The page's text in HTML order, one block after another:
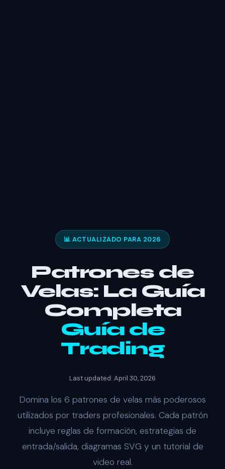
📊 ACTUALIZADO PARA 2026
Patrones de
Velas: La Guía
Completa
Guía de
Trading
Last updated: April 30, 2026
Domina los 6 patrones de velas más poderosos
utilizados por traders profesionales. Cada patrón
incluye reglas de formación, estrategias de
entrada/salida, diagramas SVG y un tutorial de
video real.